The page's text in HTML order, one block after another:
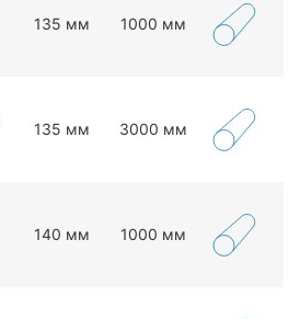
135 мм 1000 мм
135 мм 3000 мм
140 мм 1000 мм